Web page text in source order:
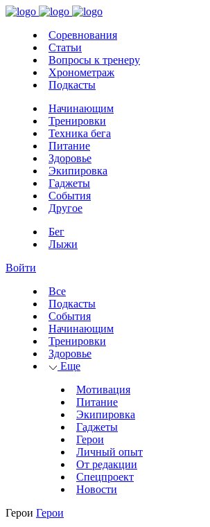
Соревнования
Статьи
Вопросы к тренеру
Хронометраж
Подкасты
Начинающим
Тренировки
Техника бега
Питание
Здоровье
Экипировка
Гаджеты
События
Другое
Бег
Лыжи
Войти
Все
Подкасты
События
Начинающим
Тренировки
Здоровье
Еще
Мотивация
Питание
Экипировка
Гаджеты
Герои
Личный опыт
От редакции
Спецпроект
Новости
Герои Герои